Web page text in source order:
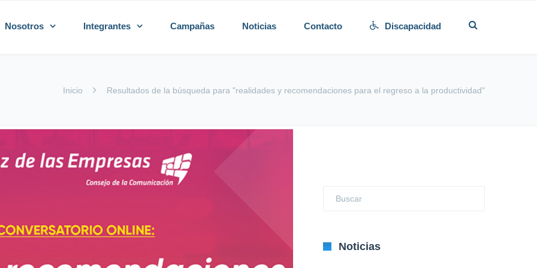
Nosotros Integrantes Campañas Noticias Contacto Discapacidad
Inicio Resultados de la búsqueda para "realidades y recomendaciones para el regreso a la productividad"
Noticias